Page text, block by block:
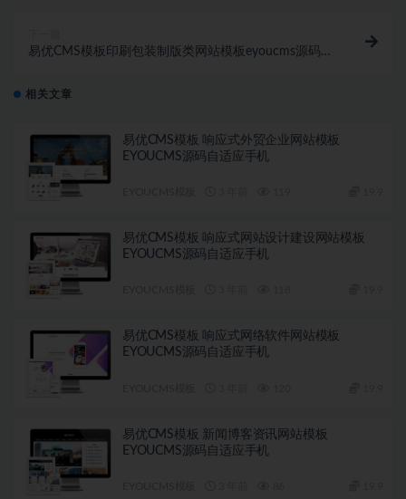
易优CMS模板印刷包装制版类网站模板eyoucms源码自
相关文章
易优CMS模板 响应式外贸企业网站模板
EYOUCMS源码自适应手机
易优CMS模板 响应式网站设计建设网站模板
EYOUCMS源码自适应手机
易优CMS模板 响应式网络软件网站模板
EYOUCMS源码自适应手机
易优CMS模板 新闻博客资讯网站模板
EYOUCMS源码自适应手机